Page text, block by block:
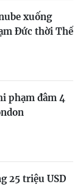
xuống
Đức thời Thế
phạm đâm 4
25 triệu USD